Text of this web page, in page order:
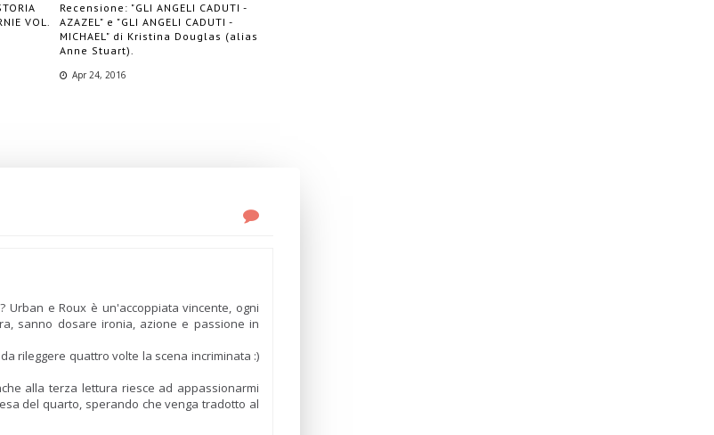
VOL.
Recensione: "GLI ANGELI CADUTI -
AZAZEL" e "GLI ANGELI CADUTI -
MICHAEL" di Kristina Douglas (alias
Anne Stuart).
Apr 24, 2016
e Roux è un'accoppiata vincente, ogni
sanno dosare ironia, azione e passione in
rileggere quattro volte la scena incriminata :)
alla terza lettura riesce ad appassionarmi
del quarto, sperando che venga tradotto al